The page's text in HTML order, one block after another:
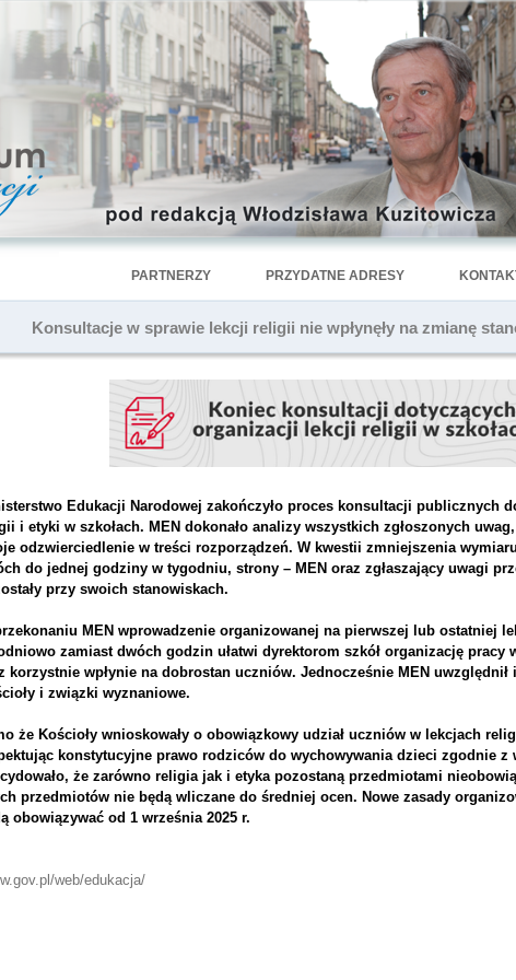
PARTNERZY PRZYDATNE ADRESY
Konsultacje w sprawie lekcji religii nie wpłynęły na zmianę
Edukacji Narodowej zakończyło proces konsultacji publicznych
i etyki w szkołach. MEN dokonało analizy wszystkich zgłoszonych
odzwierciedlenie w treści rozporządzeń. W kwestii zmniejszenia
do jednej godziny w tygodniu, strony – MEN oraz zgłaszający uwagi
przy swoich stanowiskach.
MEN wprowadzenie organizowanej na pierwszej lub ostatniej
zamiast dwóch godzin ułatwi dyrektorom szkół organizację pracy
korzystnie wpłynie na dobrostan uczniów. Jednocześnie MEN uwzględnił
i związki wyznaniowe.
że Kościoły wnioskowały o obowiązkowy udział uczniów w lekcjach
konstytucyjne prawo rodziców do wychowywania dzieci zgodnie z
że zarówno religia jak i etyka pozostaną przedmiotami
przedmiotów nie będą wliczane do średniej ocen. Nowe zasady
obowiązywać od 1 września 2025 r.
web/edukacja/